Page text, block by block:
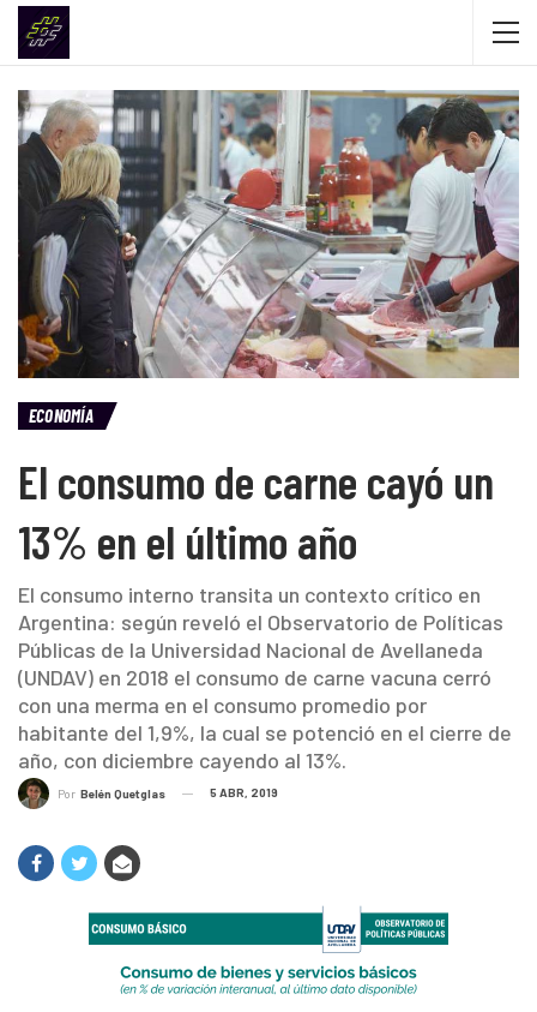
ECONOMÍA
El consumo de carne cayó un
13% en el último año
El consumo interno transita un contexto crítico en
Argentina: según reveló el Observatorio de Políticas
Públicas de la Universidad Nacional de Avellaneda
(UNDAV) en 2018 el consumo de carne vacuna cerró
con una merma en el consumo promedio por
habitante del 1,9%, la cual se potenció en el cierre de
año, con diciembre cayendo al 13%.
Por Belén Quetglas 5 ABR, 2019